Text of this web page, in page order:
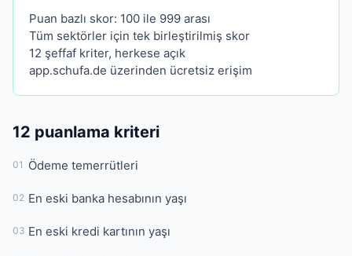
Puan bazlı skor: 100 ile 999 arası
Tüm sektörler için tek birleştirilmiş skor
12 şeffaf kriter, herkese açık
app.schufa.de üzerinden ücretsiz erişim
12 puanlama kriteri
01 Ödeme temerrütleri
02 En eski banka hesabının yaşı
03 En eski kredi kartının yaşı